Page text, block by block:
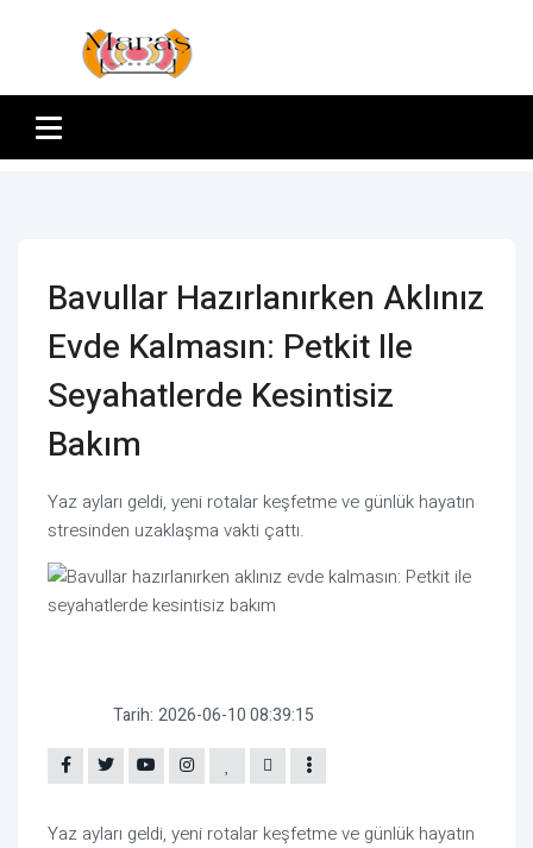
Bavullar Hazırlanırken Aklınız
Evde Kalmasın: Petkit Ile
Seyahatlerde Kesintisiz
Bakım
Yaz ayları geldi, yeni rotalar keşfetme ve günlük hayatın
stresinden uzaklaşma vakti çattı.
Tarih: 2026-06-10 08:39:15
Yaz ayları geldi, yeni rotalar keşfetme ve günlük hayatın